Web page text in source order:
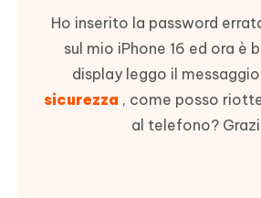
Ho inserito la password
sul mio iPhone 16 ed ora è
display leggo il messaggio
sicurezza , come posso
al telefono?